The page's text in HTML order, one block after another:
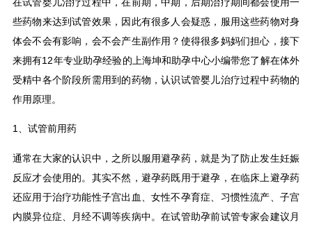
联系我们
些药物来达到试管效果，因此有很多人会疑惑，服用这些药物对身
体会不会有影响，会不会产生副作用？使得很多妈妈们担心，接下
来拥有12年专业助孕经验的上海坤和助孕中心小编带您了解在体外
受精中各个阶段所需用到的药物，认识试管婴儿治疗过程中药物的
作用原理。
1、试管前用药
通常在大家的认识中，之所以服用避孕药，就是为了防止发生妊娠
反应才会使用的。其实不然，避孕药既用于避孕，在临床上避孕药
还应用于治疗功能性子宫出血、女性不孕育症、习惯性流产、子宫
内膜异位症、月经不调等疾病中。在试管助孕前试管专家会建议月